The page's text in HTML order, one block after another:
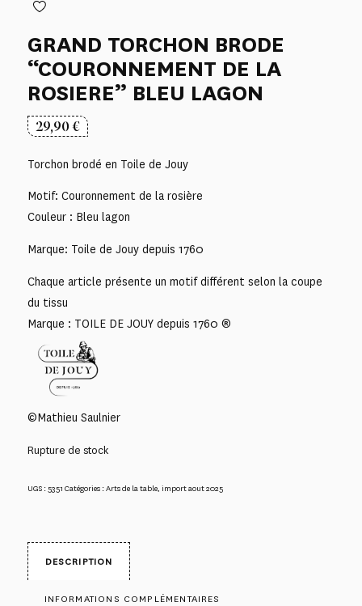
GRAND TORCHON BRODE
“COURONNEMENT DE LA
ROSIERE” BLEU LAGON
29,90€
Torchon brodé en Toile de Jouy
Motif: Couronnement de la rosière
Couleur : Bleu lagon
Marque: Toile de Jouy depuis 1760
Chaque article présente un motif différent selon la coupe
du tissu
Marque : TOILE DE JOUY depuis 1760 ®
©Mathieu Saulnier
Rupture de stock
UGS : 5351 Catégories :Arts de la table, import aout 2025
DESCRIPTION
INFORMATIONS COMPLÉMENTAIRES